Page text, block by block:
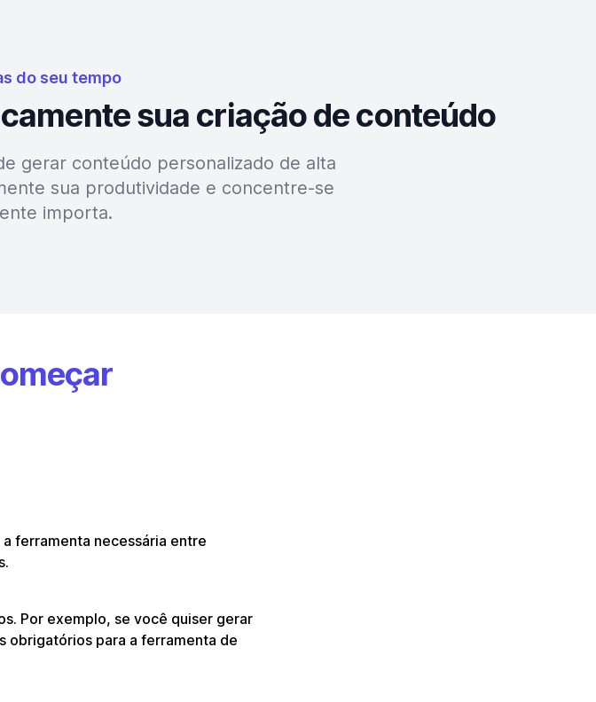
do seu tempo
sua criação de conteúdo
gerar conteúdo personalizado de alta
sua produtividade e concentre-se
importa.
ferramenta necessária entre
Por exemplo, se você quiser gerar
obrigatórios para a ferramenta de